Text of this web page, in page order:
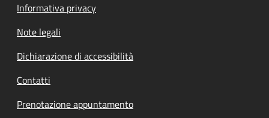
Informativa privacy
Note legali
Dichiarazione di accessibilità
Contatti
Prenotazione appuntamento